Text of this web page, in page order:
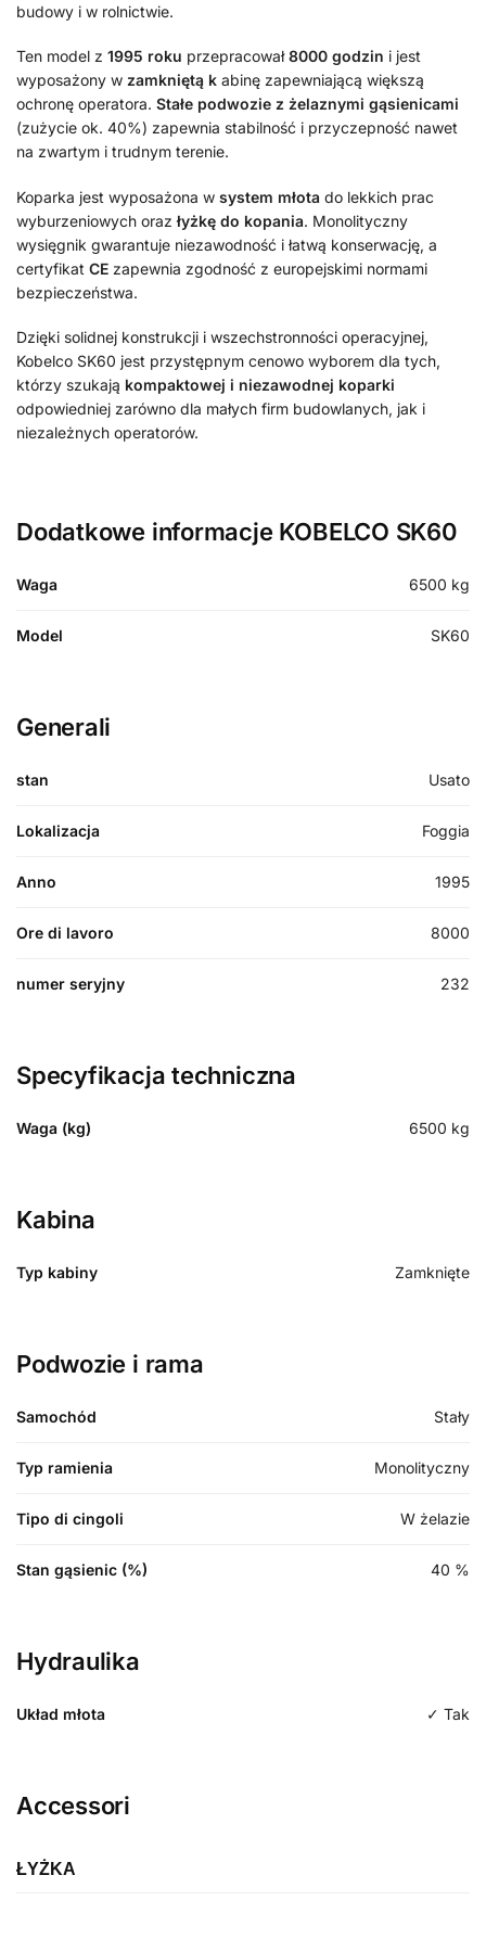
budowy i w rolnictwie.
Ten model z 1995 roku przepracował8000 godzin i jest
wyposażony w zamkniętą k abinę zapewniającą większą
ochronę operatora. Stałe podwozie z żelaznymi gąsienicami
(zużycie ok. 40%) zapewnia stabilność i przyczepność nawet
na zwartym i trudnym terenie.
Koparka jest wyposażona w system młota do lekkich prac
wyburzeniowych oraz łyżkę do kopania. Monolityczny
wysięgnik gwarantuje niezawodność i łatwą konserwację, a
certyfikat CE zapewnia zgodność z europejskimi normami
bezpieczeństwa.
Dzięki solidnej konstrukcji i wszechstronności operacyjnej,
Kobelco SK60 jest przystępnym cenowo wyborem dla tych,
którzy szukają kompaktowej i niezawodnej koparki
odpowiedniej zarówno dla małych firm budowlanych, jak i
niezależnych operatorów.
Dodatkowe informacje KOBELCO SK60
Waga 6500 kg
Model SK60
Generali
stan Usato
Lokalizacja Foggia
Anno 1995
Ore di lavoro 8000
numer seryjny 232
Specyfikacja techniczna
Waga (kg) 6500 kg
Kabina
Typ kabiny Zamknięte
Podwozie i rama
Samochód Stały
Typ ramienia Monolityczny
Tipo di cingoli W żelazie
Stan gąsienic (%) 40 %
Hydraulika
Układ młota ✓ Tak
Accessori
ŁYŻKA